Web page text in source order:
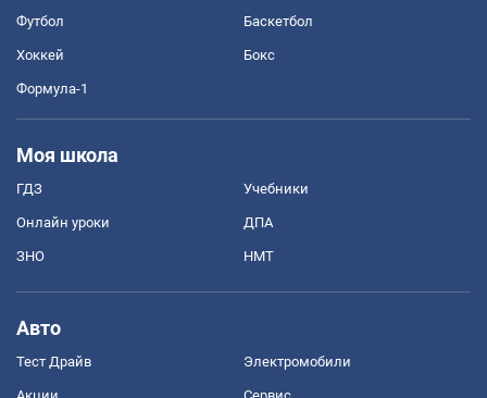
Футбол Баскетбол
Хоккей Бокс
Формула-1
Моя школа
ГДЗ Учебники
Онлайн уроки ДПА
ЗНО НМТ
Авто
Тест Драйв Электромобили